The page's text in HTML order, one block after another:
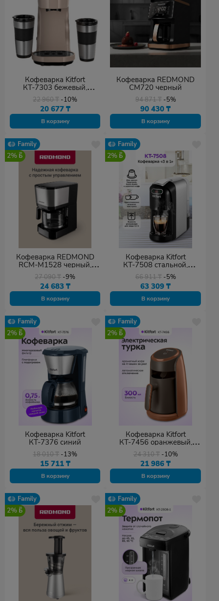
Кофеварка Kitfort
КТ-7303 бежевый,
черный
22 960₸ -10%
20 677 ₸
В корзину
Кофеварка REDMOND
CM720 черный
94 871₸ -5%
90 430₸
В корзину
Family
2%
Кофеварка REDMOND
RCM-M1528 черный,
серебристый
27 090₸ -9%
24 683 ₸
В корзину
Family
2%
Кофеварка Kitfort
КТ-7508 стальной,
черный
66 911₸ -5%
63 309₸
В корзину
Family
2%
Кофеварка Kitfort
КТ-7376 синий
18 010₸ -13%
15 711 ₸
В корзину
Family
2%
Кофеварка Kitfort
КТ-7456 оранжевый,
коричневый
24 310₸ -10%
21 986₸
В корзину
Family
2%
Family
2%